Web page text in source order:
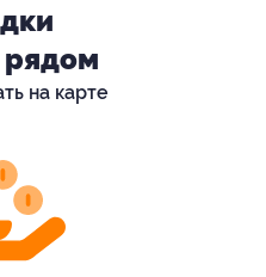
рядом
на карте